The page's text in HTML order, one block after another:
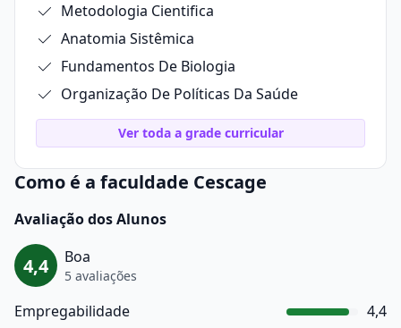
Metodologia Cientifica
Anatomia Sistêmica
Fundamentos De Biologia
Organização De Políticas Da Saúde
Ver toda a grade curricular
Como é a faculdade Cescage
Avaliação dos Alunos
4,4 Boa
5 avaliações
Empregabilidade
4,4